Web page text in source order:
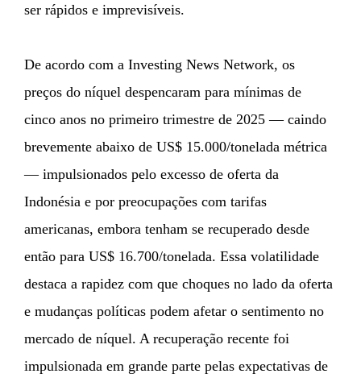
ser rápidos e imprevisíveis.
De acordo com a Investing News Network, os
preços do níquel despencaram para mínimas de
cinco anos no primeiro trimestre de 2025 — caindo
brevemente abaixo de US$ 15.000/tonelada métrica
— impulsionados pelo excesso de oferta da
Indonésia e por preocupações com tarifas
americanas, embora tenham se recuperado desde
então para US$ 16.700/tonelada. Essa volatilidade
destaca a rapidez com que choques no lado da oferta
e mudanças políticas podem afetar o sentimento no
mercado de níquel. A recuperação recente foi
impulsionada em grande parte pelas expectativas de